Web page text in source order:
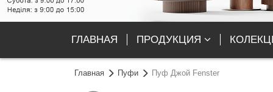
ГЛАВНАЯ ПРОДУКЦИЯ
Главная Пуфи Пуф Джой Fenster